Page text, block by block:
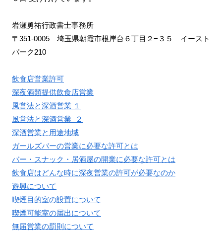
岩瀬勇祐行政書士事務所
〒351-0005 埼玉県朝霞市根岸台６丁目２−３５ イースト
パーク210
飲食店営業許可
深夜酒類提供飲食店営業
風営法と深酒営業 １
風営法と深酒営業 ２
深酒営業と用途地域
ガールズバーの営業に必要な許可とは
バー・スナック・居酒屋の開業に必要な許可とは
飲食店はどんな時に深夜営業の許可が必要なのか
遊興について
喫煙目的室の設置について
喫煙可能室の届出について
無届営業の罰則について